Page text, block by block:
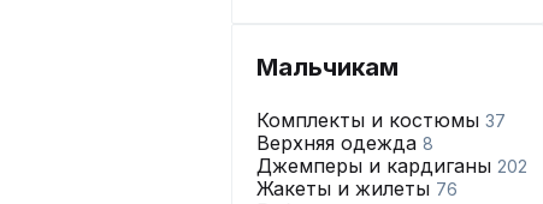
Мальчикам
Комплекты и костюмы 37
Верхняя одежда 8
Джемперы и кардиганы 202
Жакеты и жилеты 76